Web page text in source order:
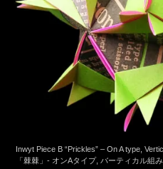
Inwyt Piece B “Prickles” – On A type,
「棘棘」- オンAタイプ, バーティカル組み